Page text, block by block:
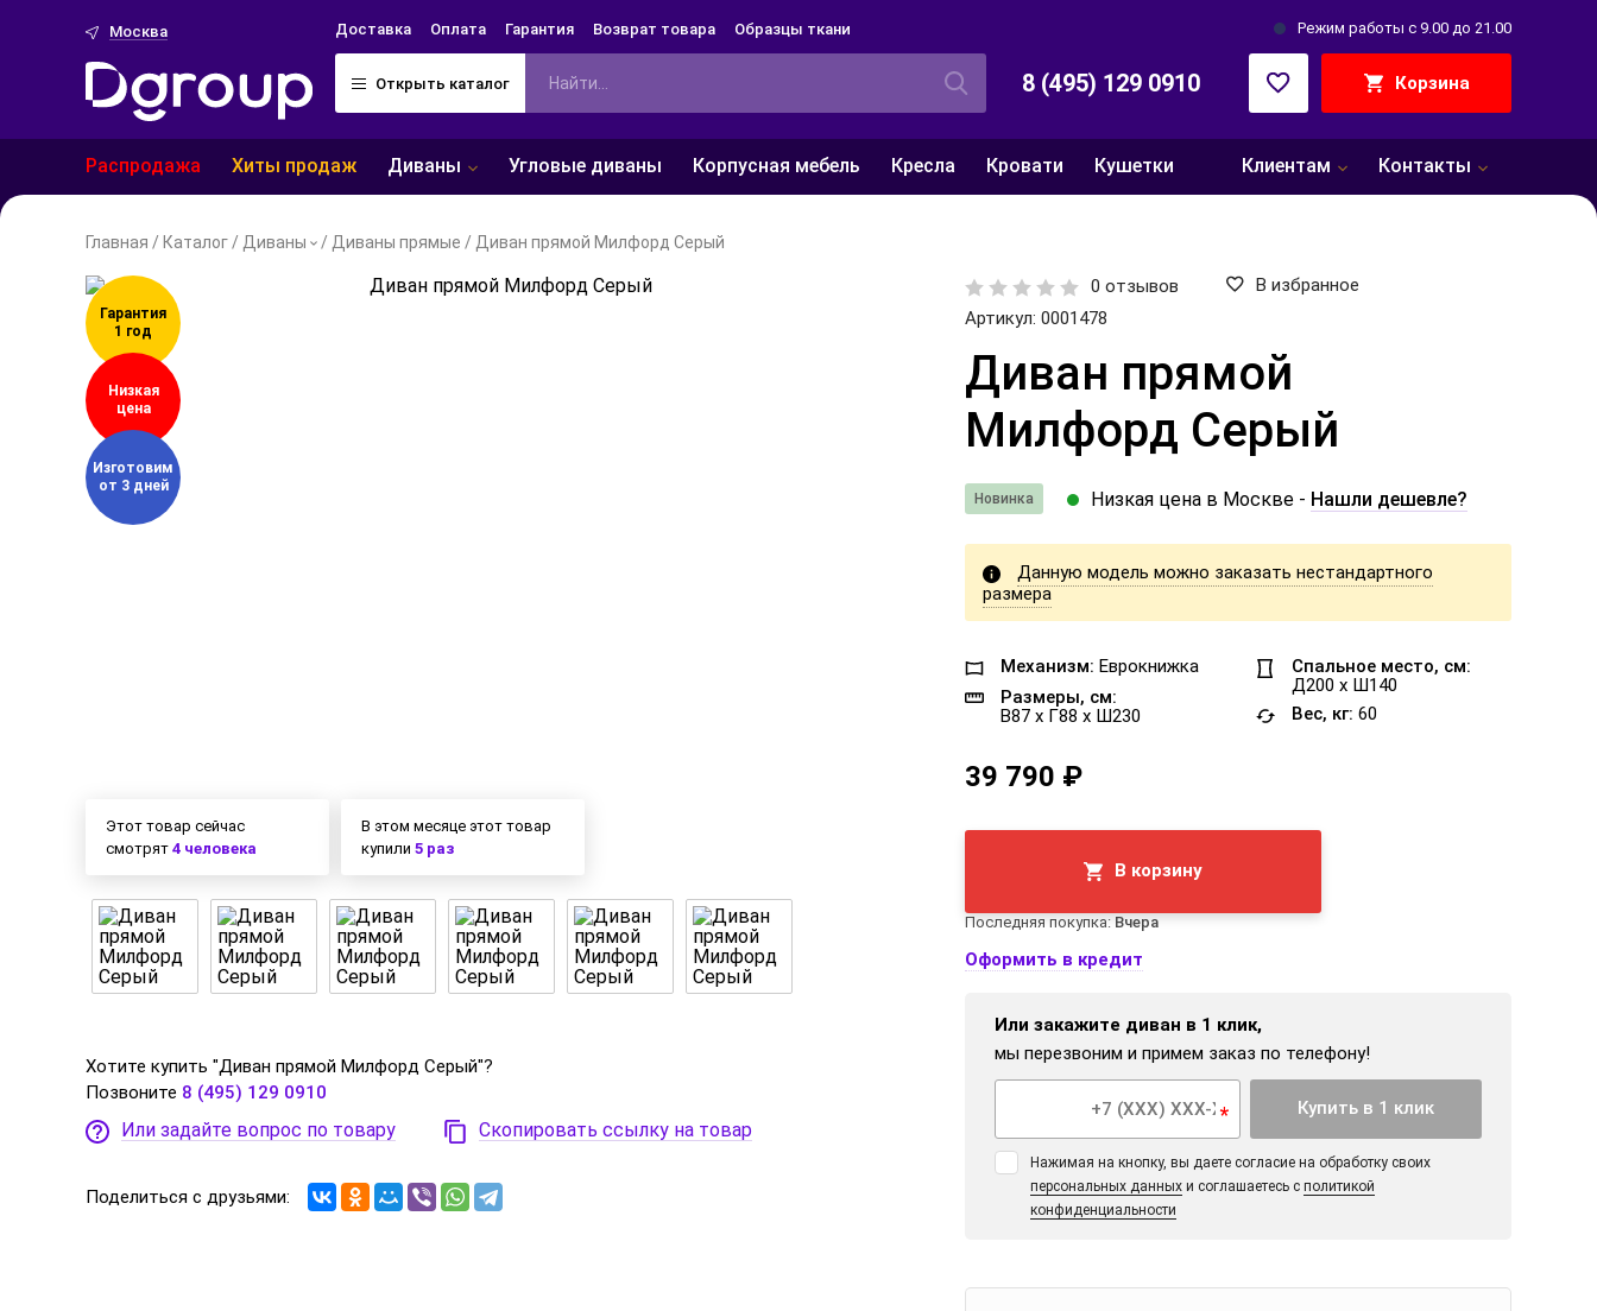
Москва Доставка Оплата Гарантия Возврат товара Образцы ткани Режим работы с 9.00 до 21.00
Открыть каталог 8 (495) 129 0910 Корзина
Распродажа Хиты продаж Диваны Угловые диваны Корпусная мебель Кресла Кровати Кушетки Клиентам Контакты
Главная / Каталог / Диваны / Диваны прямые / Диван прямой Милфорд Серый
Гарантия
1 год
Низкая
цена
Изготовим
от 3 дней
Этот товар сейчас
смотрят 4 человека
В этом месяце этот товар
купили 5 раз
Хотите купить "Диван прямой Милфорд Серый"?
Позвоните 8 (495) 129 0910
Или задайте вопрос по товару Скопировать ссылку на товар
Поделиться с друзьями:
0 отзывов
В избранное
Артикул: 0001478
Диван прямой
Милфорд Серый
Новинка Низкая цена в Москве - Нашли дешевле?
Данную модель можно заказать нестандартного
размера
Механизм: Еврокнижка
Размеры, см:
В87 x Г88 x Ш230
Спальное место, см:
Д200 x Ш140
Вес, кг: 60
39 790 ₽
В корзину
Последняя покупка: Вчера
Оформить в кредит
Или закажите диван в 1 клик,
мы перезвоним и примем заказ по телефону!
* Купить в 1 клик
Нажимая на кнопку, вы даете согласие на обработку своих
персональных данных и соглашаетесь с политикой
конфиденциальности